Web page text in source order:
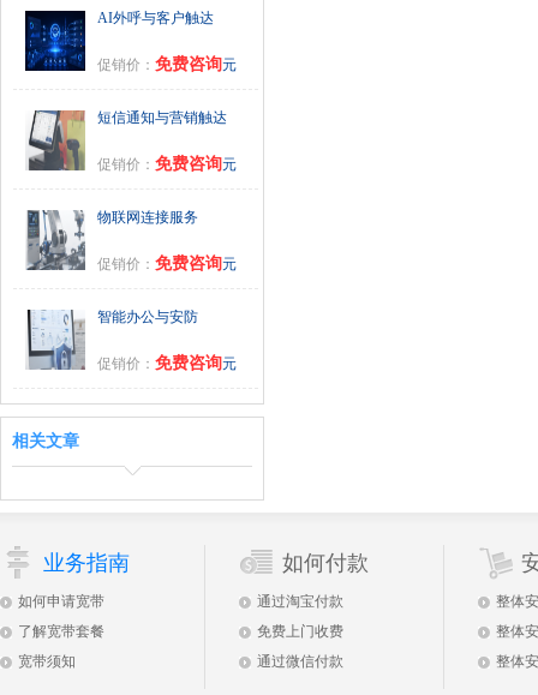
AI外呼与客户触达
促销价： 免费咨询元
短信通知与营销触达
促销价： 免费咨询元
物联网连接服务
促销价： 免费咨询元
智能办公与安防
促销价： 免费咨询元
相关文章
业务指南
如何申请宽带
了解宽带套餐
宽带须知
如何付款
通过淘宝付款
免费上门收费
通过微信付款
整体
整体
整体